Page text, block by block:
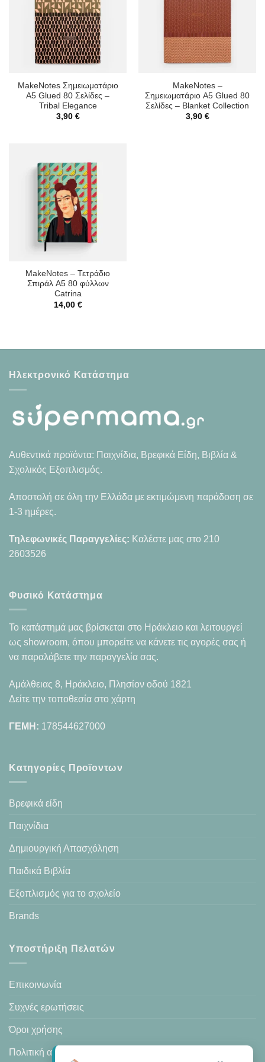
MakeNotes Σημειωματάριο
A5 Glued 80 Σελίδες –
Tribal Elegance
3,90 €
MakeNotes –
Σημειωματάριο A5 Glued 80
Σελίδες – Blanket Collection
3,90 €
MakeNotes – Τετράδιο
Σπιράλ A5 80 φύλλων
Catrina
14,00 €
Ηλεκτρονικό Κατάστημα
Αυθεντικά προϊόντα: Παιχνίδια, Βρεφικά Είδη, Βιβλία &
Σχολικός Εξοπλισμός.
Αποστολή σε όλη την Ελλάδα με εκτιμώμενη παράδοση σε
1-3 ημέρες.
Τηλεφωνικές Παραγγελίες: Καλέστε μας στο 210
2603526
Φυσικό Κατάστημα
Το κατάστημά μας βρίσκεται στο Ηράκλειο και λειτουργεί
ως showroom, όπου μπορείτε να κάνετε τις αγορές σας ή
να παραλάβετε την παραγγελία σας.
Αμάλθειας 8, Ηράκλειο, Πλησίον οδού 1821
Δείτε την τοποθεσία στο χάρτη
ΓΕΜΗ: 178544627000
Κατηγορίες Προϊοντων
Βρεφικά είδη
Παιχνίδια
Δημιουργική Απασχόληση
Παιδικά Βιβλία
Εξοπλισμός για το σχολείο
Brands
Υποστήριξη Πελατών
Επικοινωνία
Συχνές ερωτήσεις
Όροι χρήσης
Πολιτική απορρήτου